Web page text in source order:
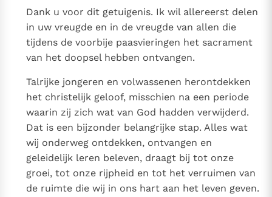
Katholieke Kerk in het Nederlands beschikbaar
en is volledig afhankelijk van donaties.
Ik help mee!
Dank u voor dit getuigenis. Ik wil allereerst delen
in uw vreugde en in de vreugde van allen die
tijdens de voorbije paasvieringen het sacrament
van het doopsel hebben ontvangen.
Talrijke jongeren en volwassenen herontdekken
het christelijk geloof, misschien na een periode
waarin zij zich wat van God hadden verwijderd.
Dat is een bijzonder belangrijke stap. Alles wat
wij onderweg ontdekken, ontvangen en
geleidelijk leren beleven, draagt bij tot onze
groei, tot onze rijpheid en tot het verruimen van
de ruimte die wij in ons hart aan het leven geven.